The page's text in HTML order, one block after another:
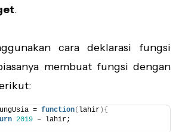
.
cara deklarasi fungsi
membuat fungsi dengan
= function( lahir ) {
2019 – lahir;